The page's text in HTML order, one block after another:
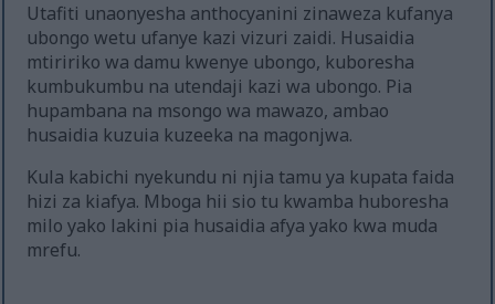
Utafiti unaonyesha anthocyanini zinaweza kufanya
ubongo wetu ufanye kazi vizuri zaidi. Husaidia
mtiririko wa damu kwenye ubongo, kuboresha
kumbukumbu na utendaji kazi wa ubongo. Pia
hupambana na msongo wa mawazo, ambao
husaidia kuzuia kuzeeka na magonjwa.
Kula kabichi nyekundu ni njia tamu ya kupata faida
hizi za kiafya. Mboga hii sio tu kwamba huboresha
milo yako lakini pia husaidia afya yako kwa muda
mrefu.